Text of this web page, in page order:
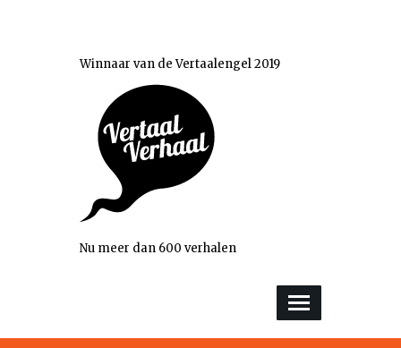
Winnaar van de Vertaalengel 2019
Nu meer dan 600 verhalen